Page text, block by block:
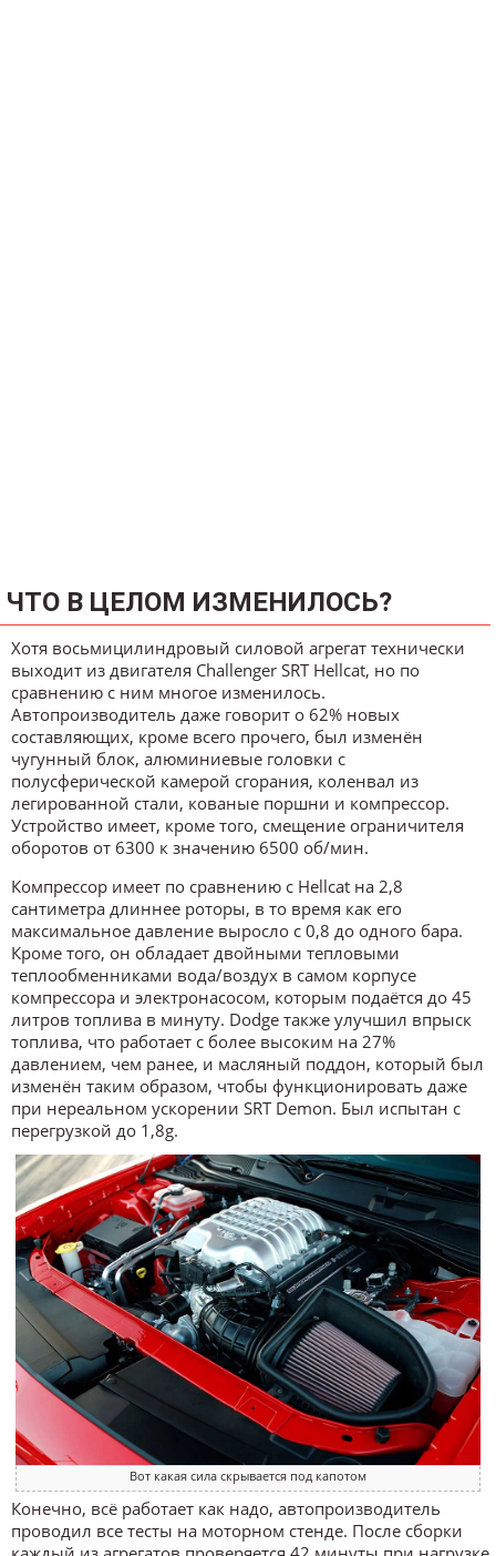
ЧТО В ЦЕЛОМ ИЗМЕНИЛОСЬ?
Хотя восьмицилиндровый силовой агрегат технически
выходит из двигателя Challenger SRT Hellcat, но по
сравнению с ним многое изменилось.
Автопроизводитель даже говорит о 62% новых
составляющих, кроме всего прочего, был изменён
чугунный блок, алюминиевые головки с
полусферической камерой сгорания, коленвал из
легированной стали, кованые поршни и компрессор.
Устройство имеет, кроме того, смещение ограничителя
оборотов от 6300 к значению 6500 об/мин.
Компрессор имеет по сравнению с Hellcat на 2,8
сантиметра длиннее роторы, в то время как его
максимальное давление выросло с 0,8 до одного бара.
Кроме того, он обладает двойными тепловыми
теплообменниками вода/воздух в самом корпусе
компрессора и электронасосом, которым подаётся до 45
литров топлива в минуту. Dodge также улучшил впрыск
топлива, что работает с более высоким на 27%
давлением, чем ранее, и масляный поддон, который был
изменён таким образом, чтобы функционировать даже
при нереальном ускорении SRT Demon. Был испытан с
перегрузкой до 1,8g.
Вот какая сила скрывается под капотом
Конечно, всё работает как надо, автопроизводитель
проводил все тесты на моторном стенде. После сборки